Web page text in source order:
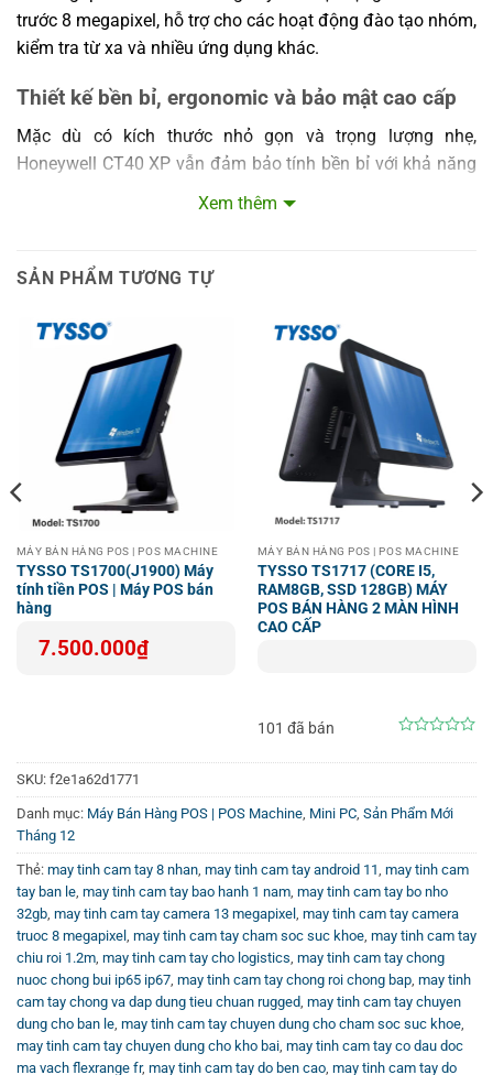
trước 8 megapixel, hỗ trợ cho các hoạt động đào tạo nhóm,
kiểm tra từ xa và nhiều ứng dụng khác.
Thiết kế bền bỉ, ergonomic và bảo mật cao cấp
Mặc dù có kích thước nhỏ gọn và trọng lượng nhẹ,
Honeywell CT40 XP vẫn đảm bảo tính bền bỉ với khả năng
chống rơi từ độ cao 1,8 mét cùng bộ ốp bảo vệ chống mài
warm swapcho phép thay pin mà không cần tắt thiết bị,
Về bảo mật, CT40 XP được vinh danh với chứng nhận STIG
(Security Technical Implementation Guide) từ Cơ quan Hệ
thống Thông tin Quốc phòng Hoa Kỳ (DISA), khẳng định
khả năng bảo vệ dữ liệu ưu việt suốt vòng đời thiết bị. Thiết
bị còn tích hợp beacon Bluetooth Low Energy (BLE) thứ hai
giúp phát hiện và định vị nhanh thiết bị bị mất ngay cả khi
đã hết pin, giảm thiểu nguy cơ gián đoạn công việc và tổn
thất tài sản.
Tích hợp dễ dàng và tối ưu hóa vận hành doanh
nghiệp
Honeywell CT40 XP dễ dàng tích hợp cùng các ứng dụng
(MDM), Push to Talk và VoIP bên thứ ba. Điều này giúp
nâng cao năng suất làm việc, bảo vệ đầu tư và tạo sự
đồng bộ trong quy trình vận hành.
Trong bối cảnh thương mại điện tử ngày càng phát triển
mạnh mẽ, việc sử dụng máy tính cầm tay như CT40 XP sẽ
giúp cho nhân viên di động và cửa hàng vận hành nhanh
chóng, chính xác hơn, đảm bảo trải nghiệm khách hàng
liền mạch giữa kênh trực tuyến và ngoại tuyến.
Kết luận và liên kết tham khảo
Máy tính cầm tay Honeywell CT40 XP là lựa chọn tối ưu
cho các doanh nghiệp muốn gia tăng hiệu quả quản lý
Xem thêm
SẢN PHẨM TƯƠNG TỰ
MÁY BÁN HÀNG POS | POS MACHINE
TYSSO TS1700(J1900) Máy
tính tiền POS | Máy POS bán
hàng
7.500.000₫
MÁY BÁN HÀNG POS | POS MACHINE
TYSSO TS1717 (CORE I5,
RAM8GB, SSD 128GB) MÁY
POS BÁN HÀNG 2 MÀN HÌNH
CAO CẤP
101 đã bán
out
5
SKU: f2e1a62d1771
Danh mục: Máy Bán Hàng POS | POS Machine Mini PC Sản Phẩm Mới
Tháng 12
Thẻ: may tinh cam tay 8 nhan may tinh cam tay android 11 may tinh cam
tay ban le may tinh cam tay bao hanh 1 nam may tinh cam tay bo nho
32gb may tinh cam tay camera 13 megapixel may tinh cam tay camera
truoc 8 megapixel may tinh cam tay cham soc suc khoe may tinh cam tay
chiu roi 1.2m may tinh cam tay cho logistics may tinh cam tay chong
nuoc chong bui ip65 ip67 may tinh cam tay chong roi chong bap may tinh
cam tay chong va dap dung tieu chuan rugged may tinh cam tay chuyen
dung cho ban le may tinh cam tay chuyen dung cho cham soc suc khoe
may tinh cam tay chuyen dung cho kho bai may tinh cam tay co dau doc
ma vach flexrange fr, may tinh cam tay do ben cao may tinh cam tay do